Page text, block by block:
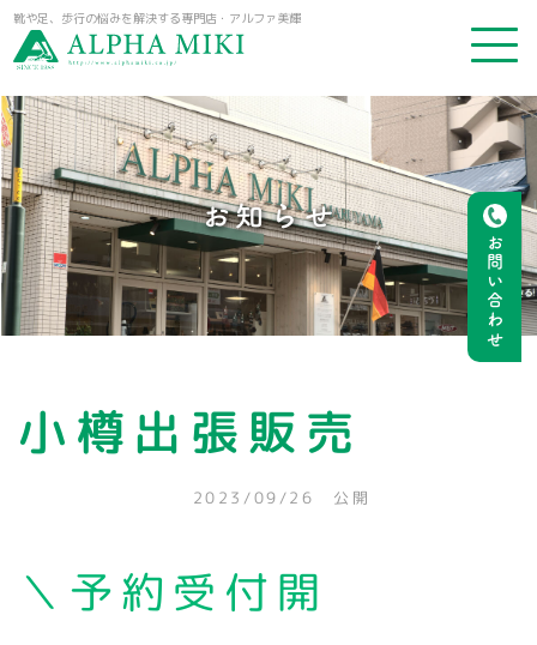
靴や足、歩行の悩みを解決する専門店・アルファ美輝
お問い合わせ
お知らせ
小樽出張販売
2023/09/26 公開
＼予約受付開